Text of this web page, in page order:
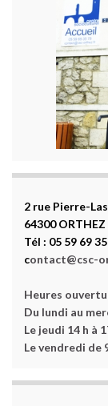
2 rue Pierre-
64300 ORTHEZ
Tél : 05 59 69
contact@csc-
Heures
Du lundi au
Le jeudi 14 h à
Le vendredi de